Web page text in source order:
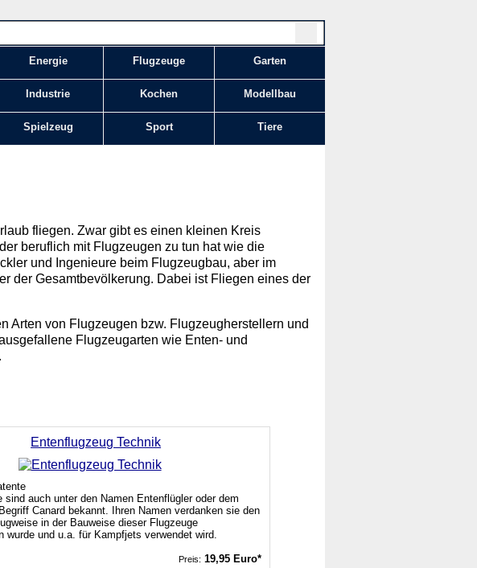
Energie Flugzeuge Garten
Industrie Kochen Modellbau
Spielzeug Sport Tiere
fliegen. Zwar gibt es einen kleinen Kreis
beruflich mit Flugzeugen zu tun hat wie die
und Ingenieure beim Flugzeugbau, aber im
der Gesamtbevölkerung. Dabei ist Fliegen eines der
Arten von Flugzeugen bzw. Flugzeugherstellern und
Flugzeugarten wie Enten- und
Entenflugzeug Technik
sind auch unter den Namen Entenflügler oder dem
Canard bekannt. Ihren Namen verdanken sie den
in der Bauweise dieser Flugzeuge
wurde und u.a. für Kampfjets verwendet wird.
Preis: 19,95 Euro*